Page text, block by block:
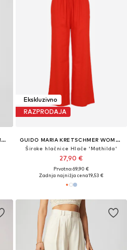
GUIDO MARIA KRETSCHMER WOMEN
Ekskluzivno
RAZPRODAJA
GUIDO MARIA KRETSCHMER WOMEN
Široke hlačnice Hlače 'Mathilda'
27,90 €
Prvotno: 69,90 €
Zadnja najnižja cena19,53 €